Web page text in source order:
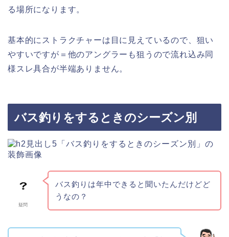
る場所になります。
基本的にストラクチャーは目に見えているので、狙い
やすいですが＝他のアングラーも狙うので流れ込み同
様スレ具合が半端ありません。
バス釣りをするときのシーズン別
疑問
バス釣りは年中できると聞いたんだけどど
うなの？